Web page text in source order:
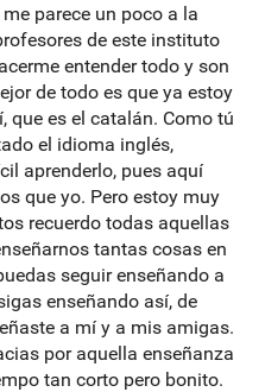
parece un poco a la
de este instituto
entender todo y son
de todo es que ya estoy
que es el catalán. Como tú
el idioma inglés,
aprenderlo, pues aquí
que yo. Pero estoy muy
recuerdo todas aquellas
tantas cosas en
seguir enseñando a
enseñando así, de
a mí y a mis amigas.
por aquella enseñanza
tan corto pero bonito.